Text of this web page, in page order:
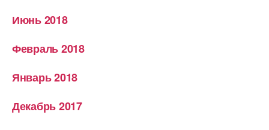
Июнь 2018
Февраль 2018
Январь 2018
Декабрь 2017